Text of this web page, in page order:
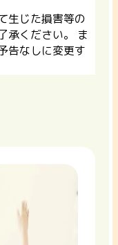
生じた損害等の
承ください。 ま
告なしに変更す